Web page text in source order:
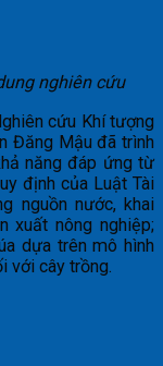
nghiên cứu
cứu Khí tượng
Đăng Mậu đã trình
năng đáp ứng từ
định của Luật Tài
nguồn nước, khai
xuất nông nghiệp;
dựa trên mô hình
với cây trồng.